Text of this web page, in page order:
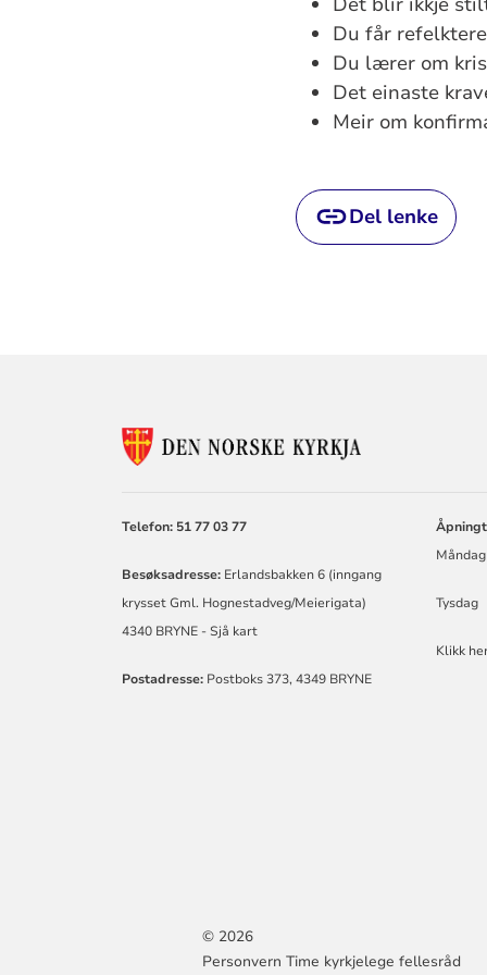
Du får
Du lærer om
Det einaste
Meir om
Del lenke
FOR
FELLESRÅD
Telefon: 51 77 03 77
Besøksadresse: Erlandsbakken 6 (inngang
krysset Gml. Hognestadveg/Meierigata)
4340 BRYNE - Sjå kart
Postadresse: Postboks 373, 4349 BRYNE
Klikk
© 2026
Personvern Time kyrkjelege fellesråd